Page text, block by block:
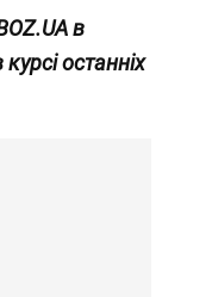
.UAв
останніх